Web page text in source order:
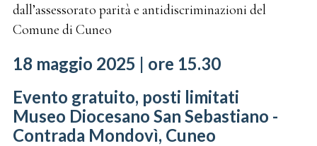
dall’assessorato parità e antidiscriminazioni del
Comune di Cuneo
18 maggio 2025 | ore 15.30
Evento gratuito, posti limitati
Museo Diocesano San Sebastiano -
Contrada Mondovì, Cuneo